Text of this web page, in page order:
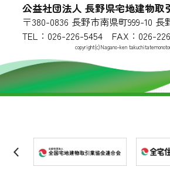
公益社団法人 長野県宅地建物取
〒380-0836 長野市南県町999-10
TEL：026-226-5454 FAX：026-
copyright(c)Nagano-ken